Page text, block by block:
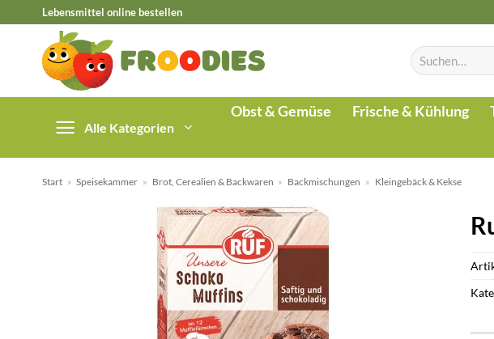
springen
Lebensmittel online bestellen
Suchen
nach:
Alle Kategorien
Obst & Gemüse Frische & Kühlung
Start » Speisekammer » Brot, Cerealien & Backwaren » Backmischungen » Kleingebäck & Kekse